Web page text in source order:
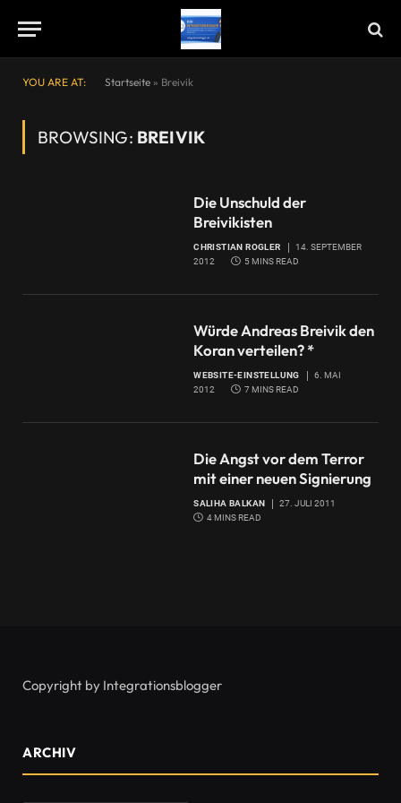
YOU ARE AT: Startseite » Breivik
BROWSING: BREIVIK
Die Unschuld der
Breivikisten
CHRISTIAN ROGLER
14. SEPTEMBER
2012
5 MINS READ
Würde Andreas Breivik den
Koran verteilen? *
WEBSITE-EINSTELLUNG
6. MAI
2012
7 MINS READ
Die Angst vor dem Terror
mit einer neuen Signierung
SALIHA BALKAN
27. JULI 2011
4 MINS READ
Copyright by Integrationsblogger
ARCHIV